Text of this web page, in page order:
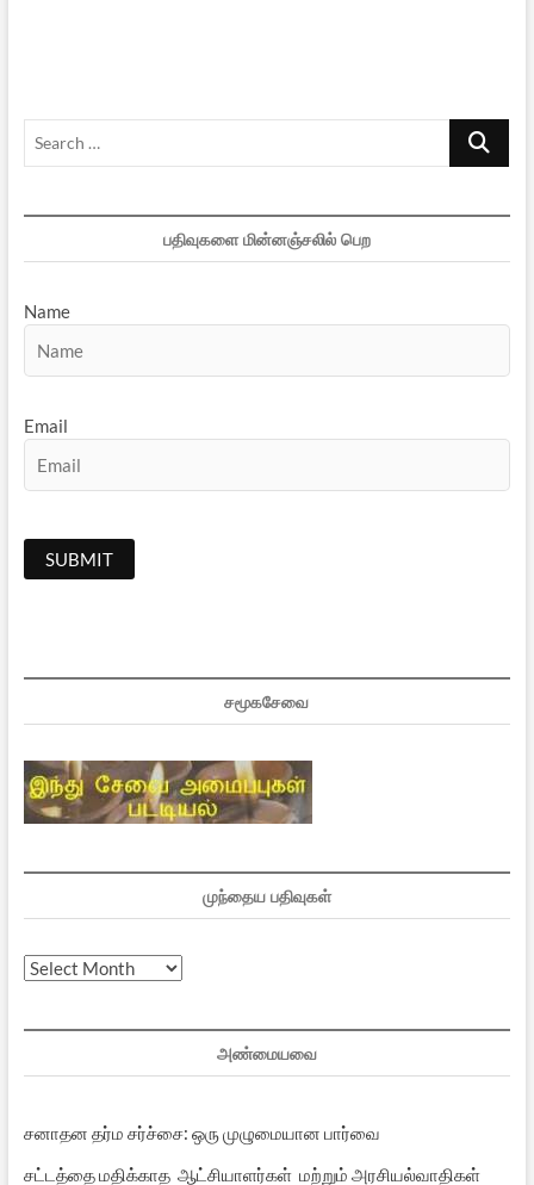
Search
பதிவுகளை மின்னஞ்சலில் பெற
Name
Email
சமூகசேவை
முந்தைய பதிவுகள்
முந்தைய
அண்மையவை
சனாதன தர்ம சர்ச்சை: ஒரு முழுமையான பார்வை
சட்டத்தை மதிக்காத ஆட்சியாளர்கள் மற்றும் அரசியல்வாதிகள்